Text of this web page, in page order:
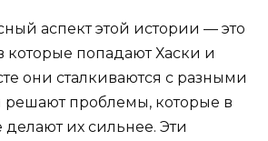
аспект этой истории — это
попадают Хаски и
они сталкиваются с разными
проблемы, которые в
делают их сильнее. Эти